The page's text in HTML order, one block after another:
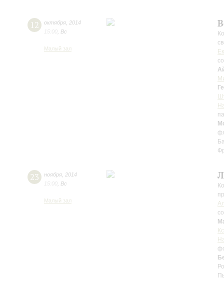
12 октября 2014
15:00 Вс
Малый зал
23 ноября 2014
15:00 Вс
Малый зал